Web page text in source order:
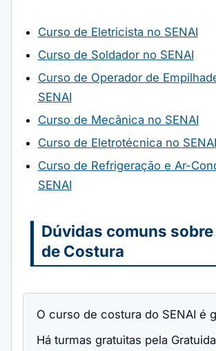
Curso de Eletricista no SENAI
Curso de Soldador no SENAI
Curso de Operador de
SENAI
Curso de Mecânica no SENAI
Curso de Eletrotécnica no SENAI
Curso de Refrigeração e Ar-
SENAI
Dúvidas comuns
de Costura
O curso de costura do SENAI é
Há turmas gratuitas pela